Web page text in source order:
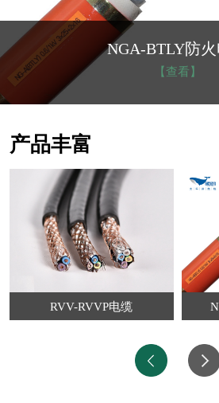
NGA-BTLY防
【查看】
产品丰富
RVV-RVVP电缆